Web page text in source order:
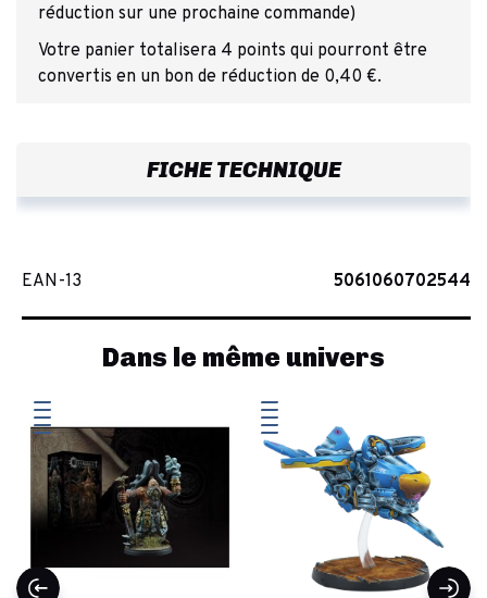
réduction sur une prochaine commande)
Votre panier totalisera 4 points qui pourront être
convertis en un bon de réduction de 0,40 €.
FICHE TECHNIQUE
EAN-13 5061060702544
Dans le même univers